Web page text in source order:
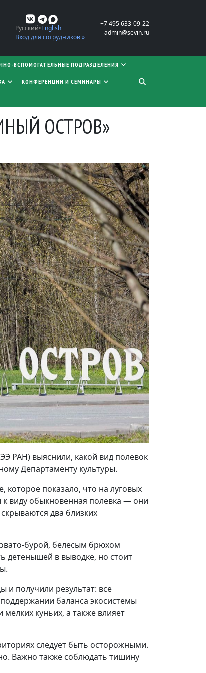
Русский English
Вход для сотрудников »
+7 495 633-09-22
admin@sevin.ru
ВСПОМОГАТЕЛЬНЫЕ ПОДРАЗДЕЛЕНИЯ
КОНФЕРЕНЦИИ И СЕМИНАРЫ
ОСТРОВ»
РАН) выяснили, какой вид полевок
Департаменту культуры.
которое показало, что на луговых
к виду обыкновенная полевка — они
два близких
белесым брюхом
детенышей в выводке, но стоит
получили результат: все
баланса экосистемы
куньих, а также влияет
следует быть осторожными.
Важно также соблюдать тишину